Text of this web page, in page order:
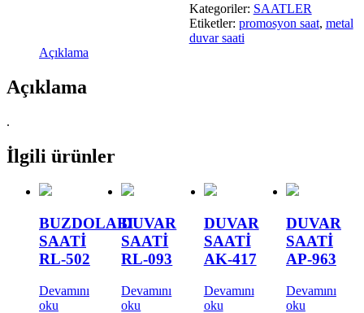
Kategoriler: SAATLER
Etiketler: promosyon saat, metal
duvar saati
Açıklama
Açıklama
.
İlgili ürünler
BUZDOLABI
SAATİ
RL-502
Devamını
oku
DUVAR
SAATİ
RL-093
Devamını
oku
DUVAR
SAATİ
AK-417
Devamını
oku
DUVAR
SAATİ
AP-963
Devamını
oku